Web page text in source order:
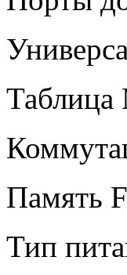
Таблица
Память
Тип